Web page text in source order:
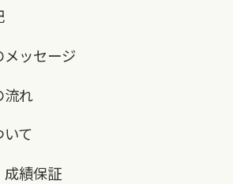
ッセージ
流れ
て
績保証